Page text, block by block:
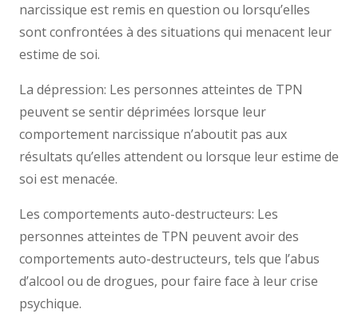
narcissique est remis en question ou lorsqu’elles
sont confrontées à des situations qui menacent leur
estime de soi.
La dépression: Les personnes atteintes de TPN
peuvent se sentir déprimées lorsque leur
comportement narcissique n’aboutit pas aux
résultats qu’elles attendent ou lorsque leur estime de
soi est menacée.
Les comportements auto-destructeurs: Les
personnes atteintes de TPN peuvent avoir des
comportements auto-destructeurs, tels que l’abus
d’alcool ou de drogues, pour faire face à leur crise
psychique.